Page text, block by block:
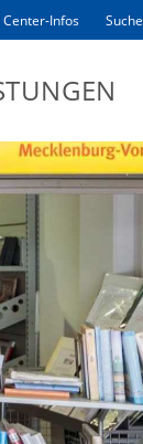
Center-Infos Suche